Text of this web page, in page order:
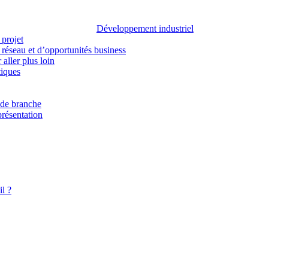
Développement industriel
projet
et d’opportunités business
aller plus loin
branche
?